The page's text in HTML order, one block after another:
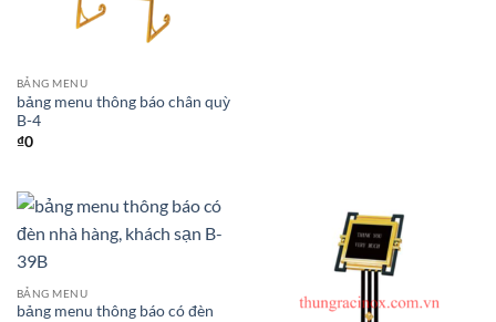
BẢNG MENU
bảng menu thông báo chân quỳ
B-4
₫0
BẢNG MENU
bảng menu thông báo có đèn